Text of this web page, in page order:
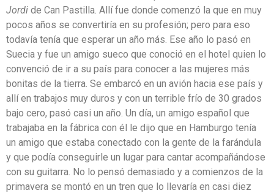
Jordi de Can Pastilla. Allí fue donde comenzó la que en muy
pocos años se convertiría en su profesión; pero para eso
todavía tenía que esperar un año más. Ese año lo pasó en
Suecia y fue un amigo sueco que conoció en el hotel quien lo
convenció de ir a su país para conocer a las mujeres más
bonitas de la tierra. Se embarcó en un avión hacia ese país y
allí en trabajos muy duros y con un terrible frío de 30 grados
bajo cero, pasó casi un año. Un día, un amigo español que
trabajaba en la fábrica con él le dijo que en Hamburgo tenía
un amigo que estaba conectado con la gente de la farándula
y que podía conseguirle un lugar para cantar acompañándose
con su guitarra. No lo pensó demasiado y a comienzos de la
primavera se montó en un tren que lo llevaría en casi diez